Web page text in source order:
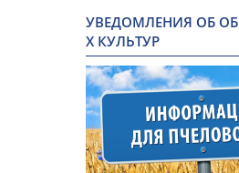
УВЕДОМЛЕНИЯ ОБ
Х КУЛЬТУР